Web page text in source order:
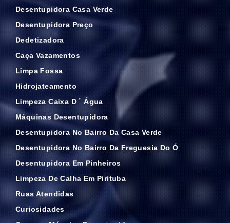
Desentupidora Casa Verde
Desentupidora Preço
Dedetizadora
Caça Vazamentos
Limpa Fossa
Hidrojateamento
Limpeza Caixa D ´ Água
Máquinas Desentupidora
Desentupidora No Bairro Da Casa Verde
Desentupidora No Bairro Da Freguesia Do Ó
Desentupidora Em Pinheiros
Limpeza De Calha Em Pirituba
Ruas Atendidas
Curiosidades